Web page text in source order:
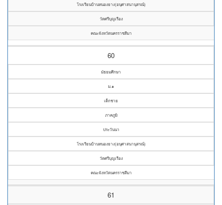
โรงเรียนบ้านหนองยาง(อนุศาสนานุสรณ์)
วัดศรีบุญเรือง
คณะจังหวัดนครราชสีมา
60
มัธยมศึกษา
ม.๑
เด็กชาย
ภาคภูมิ
ประวันนา
โรงเรียนบ้านหนองยาง(อนุศาสนานุสรณ์)
วัดศรีบุญเรือง
คณะจังหวัดนครราชสีมา
61